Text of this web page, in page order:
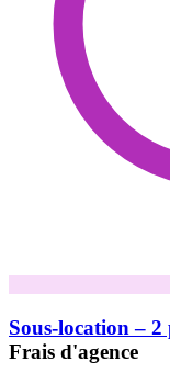
Sous-location –
Frais d'agence